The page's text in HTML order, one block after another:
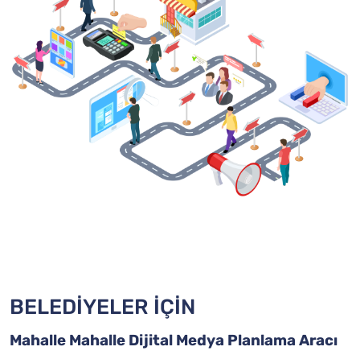
BELEDİYELER İÇİN
Mahalle Mahalle Dijital Medya Planlama Aracı